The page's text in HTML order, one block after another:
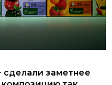
заметнее